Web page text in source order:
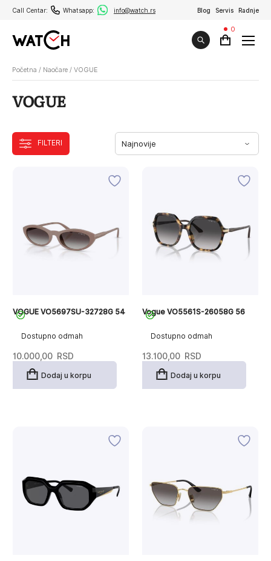
Call Centar: Whatsapp: info@watch.rs Blog Servis Radnje
0
Početna / Naočare / VOGUE
VOGUE
FILTERI
Dostupno odmah
VOGUE VO5697SU-32728G 54
10.000,00 RSD
Dodaj u korpu
Dostupno odmah
Vogue VO5561S-26058G 56
13.100,00 RSD
Dodaj u korpu